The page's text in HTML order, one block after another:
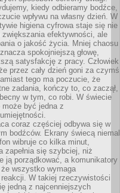
kiedy odbieramy bodźce,
wpływu na własny dzień. W
higiena cyfrowa staje się nie
efektywności, ale
o jakość życia. Mniej chaosu
spokojniejszą głowę,
satysfakcję z pracy. Człowiek
przez cały dzień goni za czymś
tego ma poczucie, że
zadania, kończy to, co zaczął,
w tym, co robi. W świecie
może być jedna z
coraz częściej odbywa się w
bodźców. Ekrany świecą niemal
wibruje co kilka minut,
zapełnia się szybciej, niż
ją porządkować, a komunikatory
wszystko wymaga
W takiej rzeczywistości
jedną z najcenniejszych